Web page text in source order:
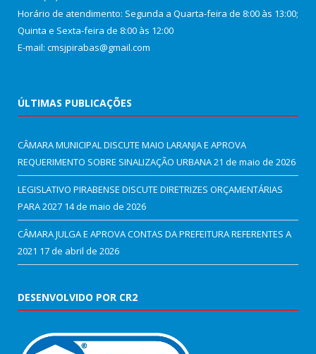
Horário de atendimento: Segunda a Quarta-feira de 8:00 às 13:00;
Quinta e Sexta-feira de 8:00 às 12:00
E-mail: cmsjpirabas@gmail.com
ÚLTIMAS PUBLICAÇÕES
CÂMARA MUNICIPAL DISCUTE MAIO LARANJA E APROVA
REQUERIMENTO SOBRE SINALIZAÇÃO URBANA21 de maio de 2026
LEGISLATIVO PIRABENSE DISCUTE DIRETRIZES ORÇAMENTÁRIAS
PARA 2027 14 de maio de 2026
CÂMARA JULGA E APROVA CONTAS DA PREFEITURA REFERENTES A
2021 17 de abril de 2026
DESENVOLVIDO POR CR2